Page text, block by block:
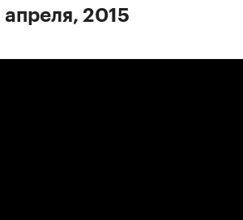
апреля, 2015